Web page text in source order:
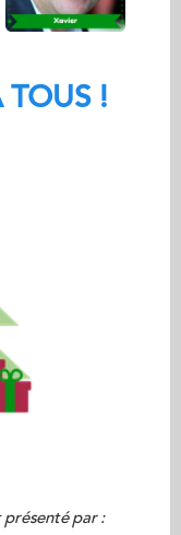
TOUS !
présenté par :